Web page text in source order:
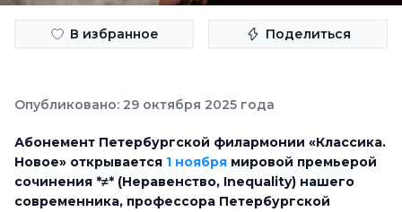
В избранное Поделиться
Опубликовано: 29 октября 2025 года
Абонемент Петербургской филармонии «Классика.
Новое» открывается 1 ноября мировой премьерой
сочинения *≠* (Неравенство, Inequality) нашего
современника, профессора Петербургской